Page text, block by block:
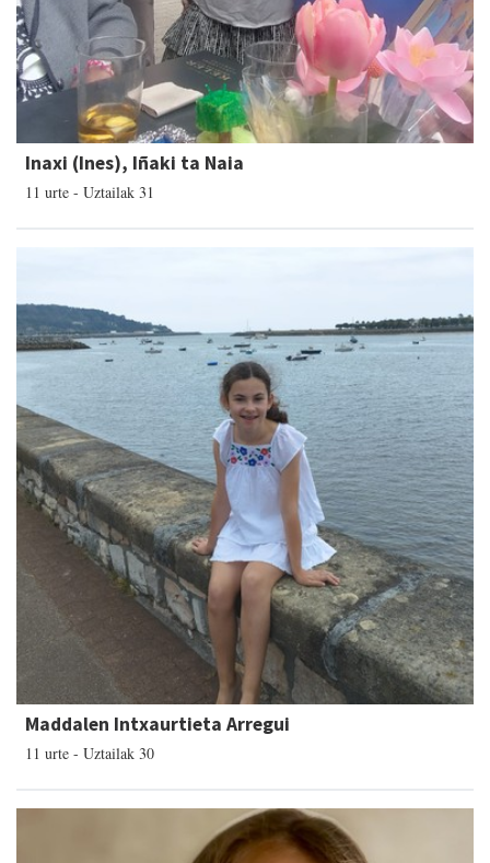
Inaxi (Ines), Iñaki ta Naia
11 urte - Uztailak 31
Maddalen Intxaurtieta Arregui
11 urte - Uztailak 30